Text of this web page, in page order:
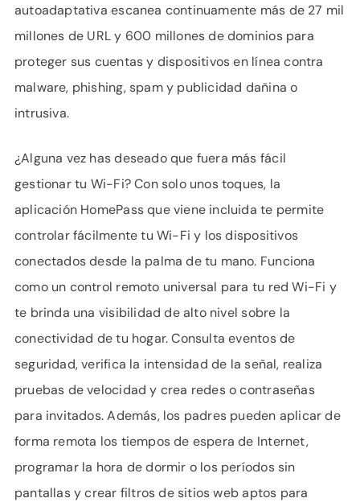
autoadaptativa escanea continuamente más de 27 mil
millones de URL y 600 millones de dominios para
proteger sus cuentas y dispositivos en línea contra
malware, phishing, spam y publicidad dañina o
intrusiva.
¿Alguna vez has deseado que fuera más fácil
gestionar tu Wi-Fi? Con solo unos toques, la
aplicación HomePass que viene incluida te permite
controlar fácilmente tu Wi-Fi y los dispositivos
conectados desde la palma de tu mano. Funciona
como un control remoto universal para tu red Wi-Fi y
te brinda una visibilidad de alto nivel sobre la
conectividad de tu hogar. Consulta eventos de
seguridad, verifica la intensidad de la señal, realiza
pruebas de velocidad y crea redes o contraseñas
para invitados. Además, los padres pueden aplicar de
forma remota los tiempos de espera de Internet,
programar la hora de dormir o los períodos sin
pantallas y crear filtros de sitios web aptos para